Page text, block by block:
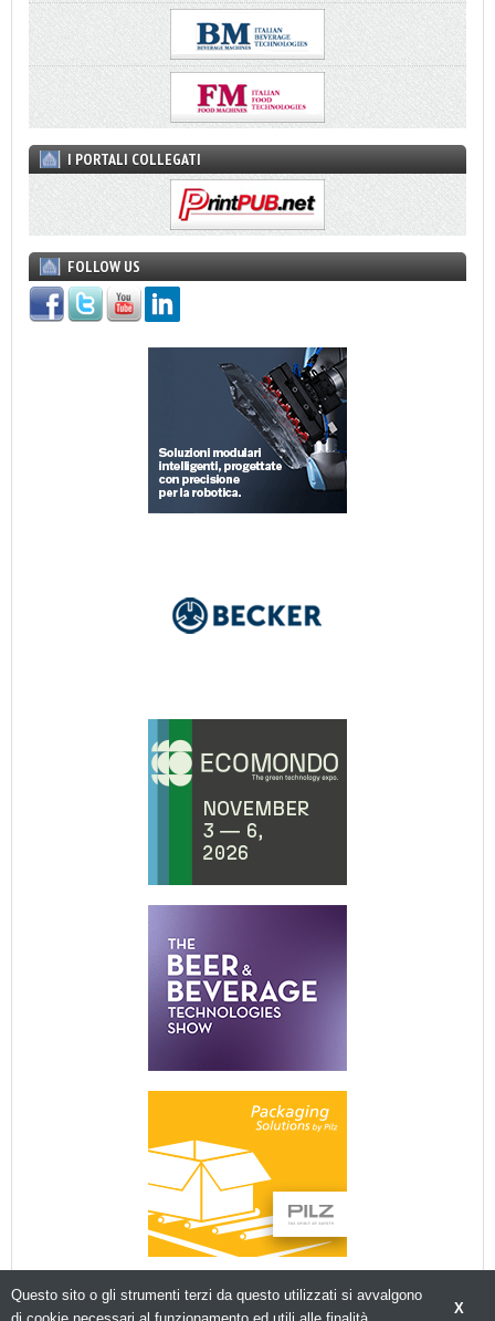
I PORTALI COLLEGATI
FOLLOW US
X
Questo sito o gli strumenti terzi da questo utilizzati si avvalgono